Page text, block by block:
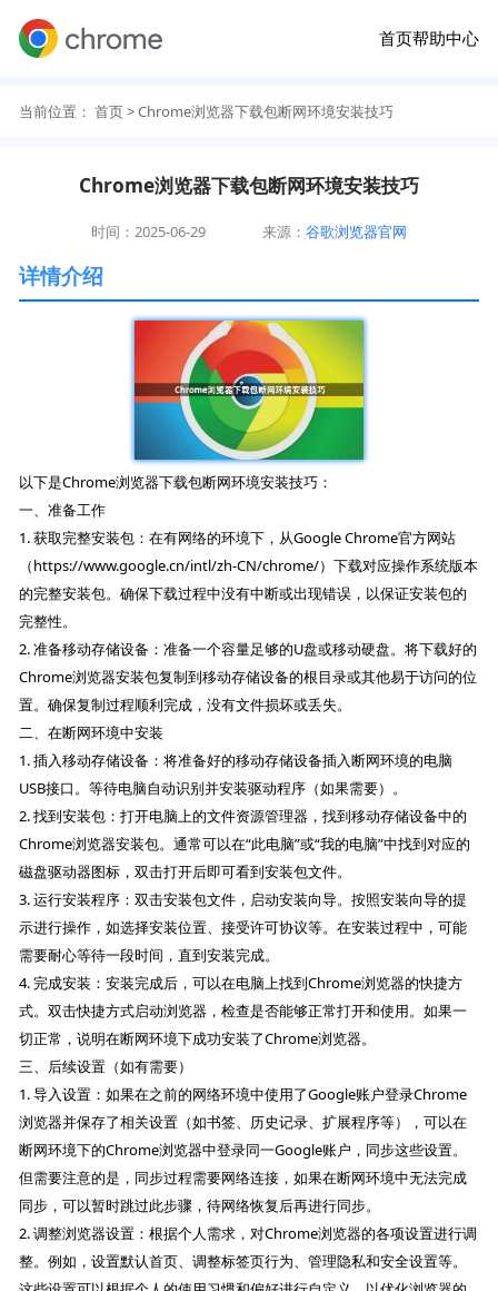
首页帮助中心
当前位置： 首页> Chrome浏览器下载包断网环境安装技巧
Chrome浏览器下载包断网环境安装技巧
时间：2025-06-29 来源：谷歌浏览器官网
详情介绍
以下是Chrome浏览器下载包断网环境安装技巧：
一、准备工作
1. 获取完整安装包：在有网络的环境下，从Google Chrome官方网站
（https://www.google.cn/intl/zh-CN/chrome/）下载对应操作系统版本
的完整安装包。确保下载过程中没有中断或出现错误，以保证安装包的
完整性。
2. 准备移动存储设备：准备一个容量足够的U盘或移动硬盘。将下载好的
Chrome浏览器安装包复制到移动存储设备的根目录或其他易于访问的位
置。确保复制过程顺利完成，没有文件损坏或丢失。
二、在断网环境中安装
1. 插入移动存储设备：将准备好的移动存储设备插入断网环境的电脑
USB接口。等待电脑自动识别并安装驱动程序（如果需要）。
2. 找到安装包：打开电脑上的文件资源管理器，找到移动存储设备中的
Chrome浏览器安装包。通常可以在“此电脑”或“我的电脑”中找到对应的
磁盘驱动器图标，双击打开后即可看到安装包文件。
3. 运行安装程序：双击安装包文件，启动安装向导。按照安装向导的提
示进行操作，如选择安装位置、接受许可协议等。在安装过程中，可能
需要耐心等待一段时间，直到安装完成。
4. 完成安装：安装完成后，可以在电脑上找到Chrome浏览器的快捷方
式。双击快捷方式启动浏览器，检查是否能够正常打开和使用。如果一
切正常，说明在断网环境下成功安装了Chrome浏览器。
三、后续设置（如有需要）
1. 导入设置：如果在之前的网络环境中使用了Google账户登录Chrome
浏览器并保存了相关设置（如书签、历史记录、扩展程序等），可以在
断网环境下的Chrome浏览器中登录同一Google账户，同步这些设置。
但需要注意的是，同步过程需要网络连接，如果在断网环境中无法完成
同步，可以暂时跳过此步骤，待网络恢复后再进行同步。
2. 调整浏览器设置：根据个人需求，对Chrome浏览器的各项设置进行调
整。例如，设置默认首页、调整标签页行为、管理隐私和安全设置等。